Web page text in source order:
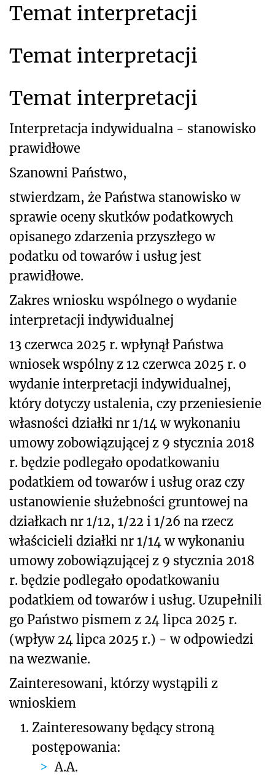
Temat interpretacji
Temat interpretacji
Temat interpretacji
Interpretacja indywidualna - stanowisko
prawidłowe
Szanowni Państwo,
stwierdzam, że Państwa stanowisko w
sprawie oceny skutków podatkowych
opisanego zdarzenia przyszłego w
podatku od towarów i usług jest
prawidłowe.
Zakres wniosku wspólnego o wydanie
interpretacji indywidualnej
13 czerwca 2025 r. wpłynął Państwa
wniosek wspólny z 12 czerwca 2025 r. o
wydanie interpretacji indywidualnej,
który dotyczy ustalenia, czy przeniesienie
własności działki nr 1/14 w wykonaniu
umowy zobowiązującej z 9 stycznia 2018
r. będzie podlegało opodatkowaniu
podatkiem od towarów i usług oraz czy
ustanowienie służebności gruntowej na
działkach nr 1/12, 1/22 i 1/26 na rzecz
właścicieli działki nr 1/14 w wykonaniu
umowy zobowiązującej z 9 stycznia 2018
r. będzie podlegało opodatkowaniu
podatkiem od towarów i usług. Uzupełnili
go Państwo pismem z 24 lipca 2025 r.
(wpływ 24 lipca 2025 r.) - w odpowiedzi
na wezwanie.
Zainteresowani, którzy wystąpili z
wnioskiem
1. Zainteresowany będący stroną
postępowania:
A.A.